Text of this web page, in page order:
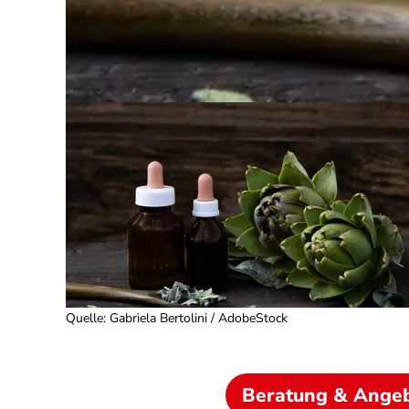
Quelle: Gabriela Bertolini / AdobeStock
Beratung &